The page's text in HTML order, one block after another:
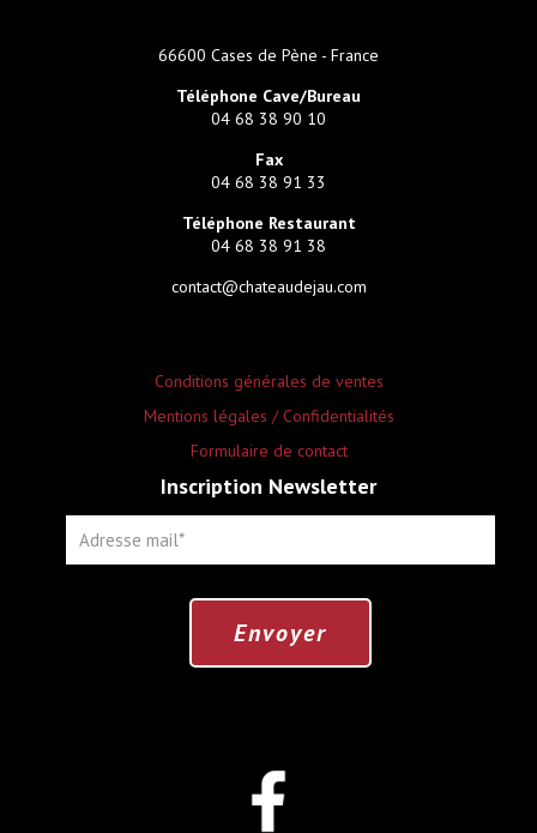
66600 Cases de Pène - France
Téléphone Cave/Bureau
04 68 38 90 10
Fax
04 68 38 91 33
Téléphone Restaurant
04 68 38 91 38
contact@chateaudejau.com
Conditions générales de ventes
Mentions légales / Confidentialités
Formulaire de contact
Inscription Newsletter